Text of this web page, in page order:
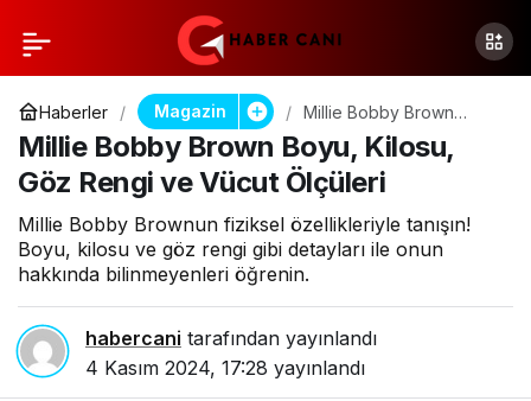
Haberler Magazin
Millie Bobby Brown
Boyu, Kilosu, Göz Rengi
ve Vücut Ölçüleri
Millie Bobby Brown Boyu, Kilosu,
Göz Rengi ve Vücut Ölçüleri
Millie Bobby Brownun fiziksel özellikleriyle tanışın!
Boyu, kilosu ve göz rengi gibi detayları ile onun
hakkında bilinmeyenleri öğrenin.
habercani tarafından yayınlandı
4 Kasım 2024, 17:28 yayınlandı